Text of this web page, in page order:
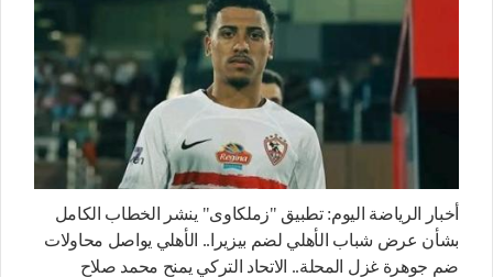
أخبار الرياضة اليوم: تطبيق "زملكاوى" ينشر الخطاب الكامل
بشأن عرض شباب الأهلي لضم بيزيرا.. الأهلي يواصل محاولات
ضم جوهرة غزل المحلة.. الاتحاد التركي يمنح محمد صلاح